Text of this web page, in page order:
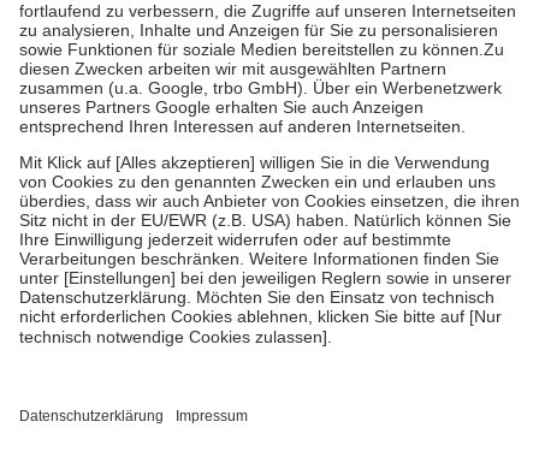
Diese Regeln gelten grundsätzlich auch für Online-Apotheken.
Bei Heilmitteln und häuslicher Krankenpflege beträgt die
Zuzahlung zehn Prozent der Kosten sowie zehn Euro je
Verordnung.
Um das Engagement der Versicherten für ihre eigene Gesundheit zu
stärken und die besondere Stellung der Familie zu unterstützen,
fallenkeine Zuzahlungenan bei:
• Kindern und Jugendlichen bis zum vollendeten 18. Lebensjahr
mit Ausnahme der Fahrkosten
• Untersuchungen zur Vorsorge und Früherkennung, die von der
GKV getragen werden
• empfohlenen Schutzimpfungen
• Harn- und Blutteststreifen
getroffen, um sicherzustellen, dass es sich um echte Bewertungen